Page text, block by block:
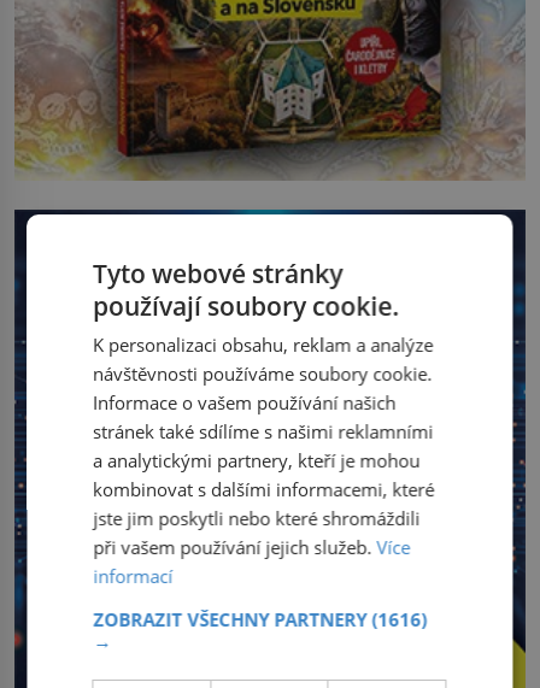
Tyto webové stránky
používají soubory cookie.
K personalizaci obsahu, reklam a analýze
návštěvnosti používáme soubory cookie.
Informace o vašem používání našich
stránek také sdílíme s našimi reklamními
a analytickými partnery, kteří je mohou
kombinovat s dalšími informacemi, které
jste jim poskytli nebo které shromáždili
při vašem používání jejich služeb.Více
informací
ZOBRAZIT VŠECHNY PARTNERY(1616)
→